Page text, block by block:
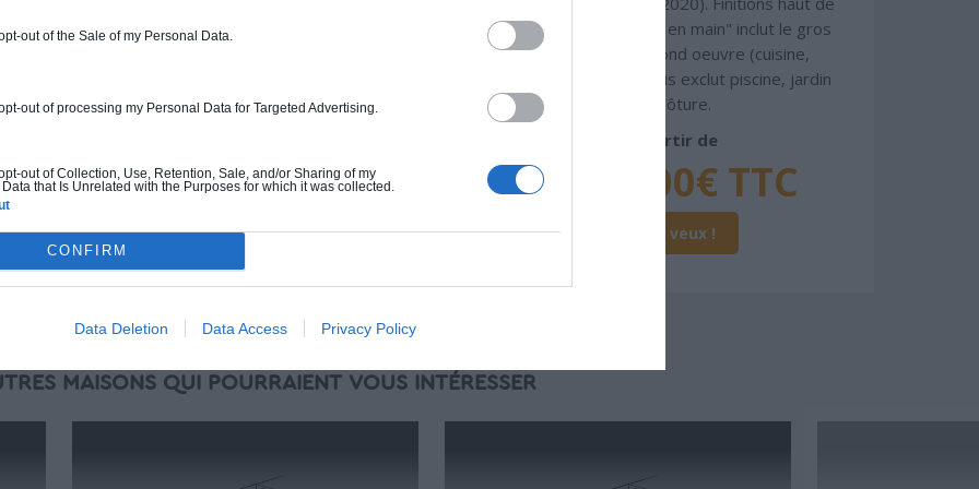
out of the Sale of my Personal Data.
out of processing my Personal Data for Targeted Advertising.
out of Collection, Use, Retention, Sale, and/or Sharing of my
that Is Unrelated with the Purposes for which it was collected.
CONFIRM
Data Deletion Data Access Privacy Policy
gamme. Le prix "clé en main" inclut le gros
et clôture.
279 000€ TTC
Je la veux !
gamme. Le prix "clé en main" inclut le gros
oeuvre et le second oeuvre (cuisine,
peinture, sols...), mais exclut piscine, jardin
et clôture.
À partir de
323 000€ TTC
Je la veux !
MAISONS QUI POURRAIENT VOUS INTÉRESSER